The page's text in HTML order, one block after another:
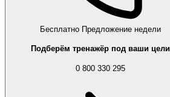
Бесплатно Предложение недели
Подберём тренажёр под ваши цели
0 800 330 295